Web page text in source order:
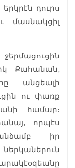
դուրս
մասնակցիլ
Քահանան,
անցեալի
ու փառք
համար։
որպէս
իր